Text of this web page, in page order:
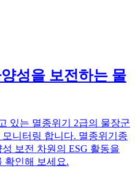
성을 보전하는 물
있는 멸종위기 2급의 물장군
니터링 합니다. 멸종위기종
보전 차원의 ESG 활동을
확인해 보세요.